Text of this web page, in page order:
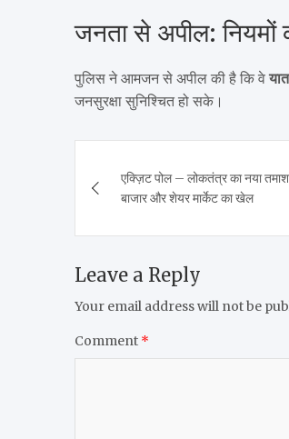
जनता से अपील: नियमों
पुलिस ने आमजन से अपील की है कि वे
जनसुरक्षा सुनिश्चित हो सके।
navigation
एक्ज़िट पोल – लोकतंत्र का नया
बाजार और शेयर मार्केट का खेल
Leave a Reply
Your email address will not be
Comment *